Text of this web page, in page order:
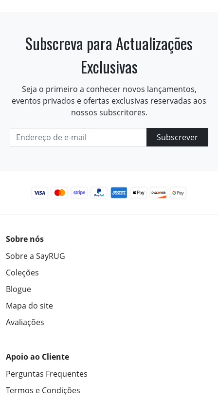
Subscreva para Actualizações
Exclusivas
Seja o primeiro a conhecer novos lançamentos,
eventos privados e ofertas exclusivas reservadas aos
nossos subscritores.
Subscrever
Sobre nós
Sobre a SayRUG
Coleções
Blogue
Mapa do site
Avaliações
Apoio ao Cliente
Perguntas Frequentes
Termos e Condições